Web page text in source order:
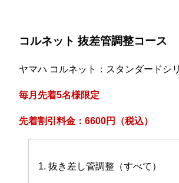
コルネット 抜差管調整コース
ヤマハ コルネット：スタンダードシ
毎月先着5名様限定
先着割引料金：6600円（税込）
1. 抜き差し管調整（すべて）